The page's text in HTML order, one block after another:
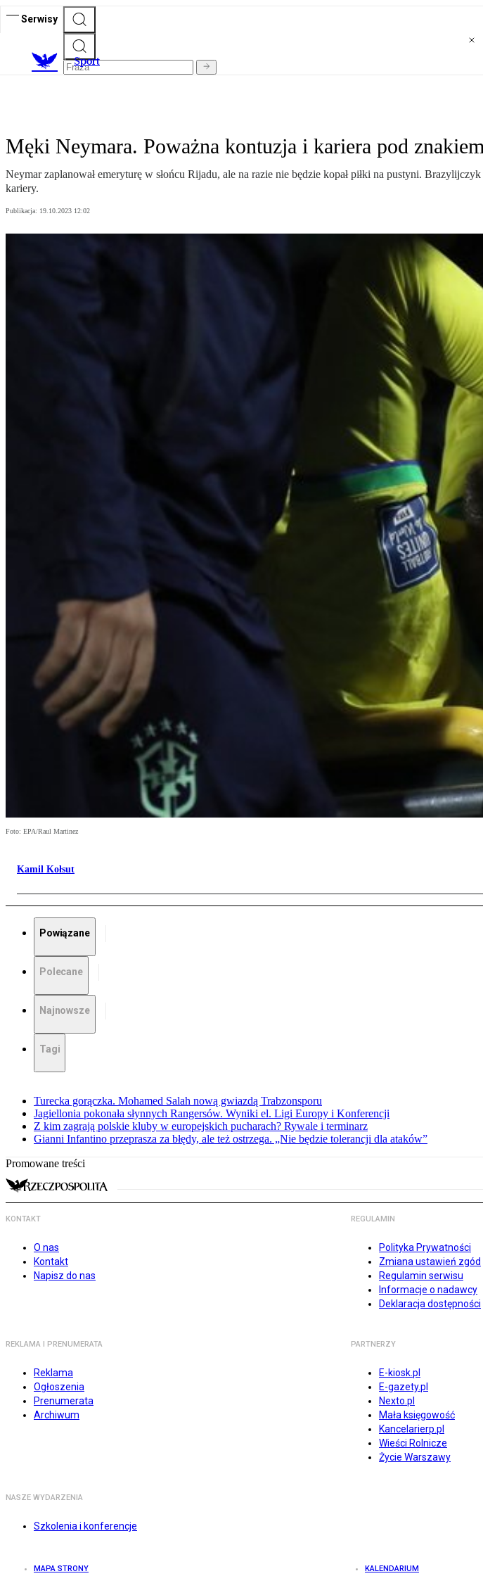
Serwisy
Sport
Męki Neymara. Poważna kontuzja i kariera pod
Neymar zaplanował emeryturę w słońcu Rijadu, ale na razie nie będzie kopał piłki na pustyni.
kariery.
Publikacja: 19.10.2023 12:02
Foto: EPA/Raul Martinez
Kamil Kołsut
Powiązane
Polecane
Najnowsze
Tagi
Turecka gorączka. Mohamed Salah nową gwiazdą Trabzonsporu
Jagiellonia pokonała słynnych Rangersów. Wyniki el. Ligi Europy i Konferencji
Z kim zagrają polskie kluby w europejskich pucharach? Rywale i terminarz
Gianni Infantino przeprasza za błędy, ale też ostrzega. „Nie będzie tolerancji dla ataków”
Promowane treści
KONTAKT
O nas
Kontakt
Napisz do nas
REGULAMIN
Polityka Prywatności
Zmiana ustawień zgód
Regulamin serwisu
Informacje o nadawcy
Deklaracja dostępności
REKLAMA I PRENUMERATA
Reklama
Ogłoszenia
Prenumerata
Archiwum
PARTNERZY
E-kiosk.pl
E-gazety.pl
Nexto.pl
Mała księgowość
Kancelarierp.pl
Wieści Rolnicze
Życie Warszawy
NASZE WYDARZENIA
Szkolenia i konferencje
MAPA STRONY KALENDARIUM